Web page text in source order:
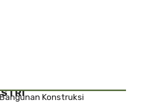
Bangunan Konstruksi